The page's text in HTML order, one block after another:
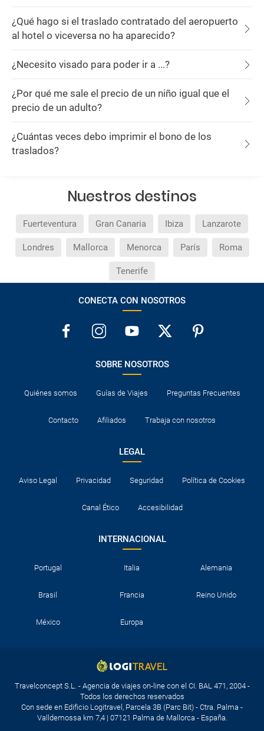
¿Qué hago si el traslado contratado del aeropuerto
al hotel o viceversa no ha aparecido?
¿Necesito visado para poder ir a ...?
¿Por qué me sale el precio de un niño igual que el
precio de un adulto?
¿Cuántas veces debo imprimir el bono de los
traslados?
Nuestros destinos
Fuerteventura Gran Canaria Ibiza Lanzarote
Londres Mallorca Menorca París Roma
Tenerife
CONECTA CON NOSOTROS
SOBRE NOSOTROS
Quiénes somos Guías de Viajes Preguntas Frecuentes
Contacto Afiliados Trabaja con nosotros
LEGAL
Aviso Legal Privacidad Seguridad Política de Cookies
Canal Ético Accesibilidad
INTERNACIONAL
Portugal Italia Alemania
Brasil Francia Reino Unido
México Europa
Travelconcept S.L. - Agencia de viajes on-line con el CI. BAL 471, 2004 -
Todos los derechos reservados
Con sede en Edificio Logitravel, Parcela 3B (Parc Bit) - Ctra. Palma -
Valldemossa km 7,4 | 07121 Palma de Mallorca - España.